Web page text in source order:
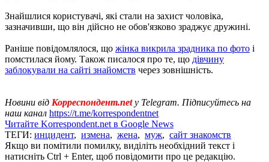
Знайшлися користувачі, які стали на захист чоловіка,
зазначивши, що він дійсно не обов'язково зраджує дружині.
Раніше повідомлялося, що жінка викрила зрадника по фото і
помстилася йому. Також писалося про те, що дівчину
заблокували на сайті знайомств через зовнішність.
Новини від Корреспондент.net у Telegram. Підписуйтесь на
наш канал https://t.me/korrespondentnet
Читайте Korrespondent.net в Google News
ТЕГИ: инцидент, измена, жена, муж, сайт знакомств
Якщо ви помітили помилку, виділіть необхідний текст і
натисніть Ctrl + Enter, щоб повідомити про це редакцію.